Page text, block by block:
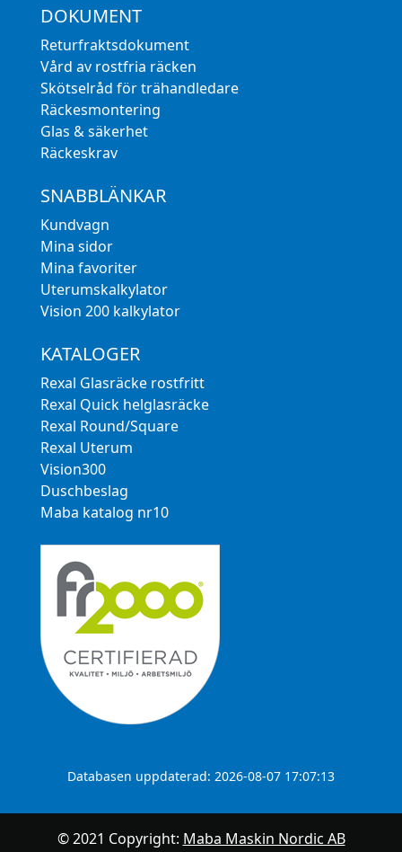
DOKUMENT
Returfraktsdokument
Vård av rostfria räcken
Skötselråd för trähandledare
Räckesmontering
Glas & säkerhet
Räckeskrav
SNABBLÄNKAR
Kundvagn
Mina sidor
Mina favoriter
Uterumskalkylator
Vision 200 kalkylator
KATALOGER
Rexal Glasräcke rostfritt
Rexal Quick helglasräcke
Rexal Round/Square
Rexal Uterum
Vision300
Duschbeslag
Maba katalog nr10
Databasen uppdaterad: 2026-08-07 17:07:13
© 2021 Copyright: Maba Maskin Nordic AB